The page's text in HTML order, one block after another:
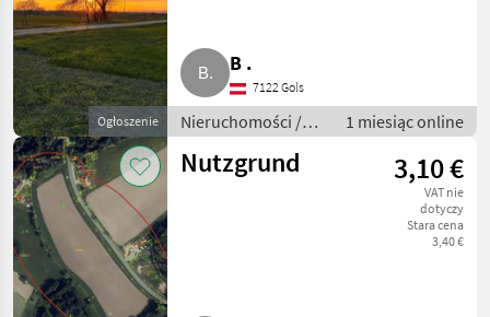
Ogłoszenie
B .
7122 Gols
Nieruchomości /
Działki
1 miesiąc online
Nutzgrund 3,10 €
VAT nie
dotyczy
Stara cena
3,40 €